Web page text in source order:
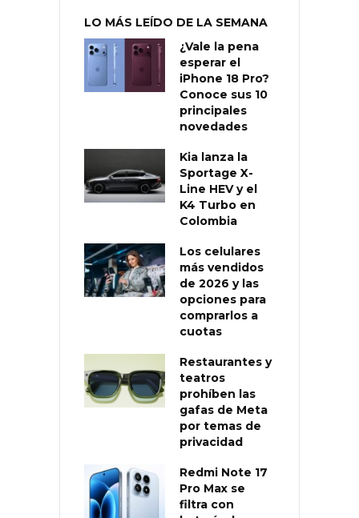
LO MÁS LEÍDO DE LA SEMANA
¿Vale la pena
esperar el
iPhone 18 Pro?
Conoce sus 10
principales
novedades
Kia lanza la
Sportage X-
Line HEV y el
K4 Turbo en
Colombia
Los celulares
más vendidos
de 2026 y las
opciones para
comprarlos a
cuotas
Restaurantes y
teatros
prohíben las
gafas de Meta
por temas de
privacidad
Redmi Note 17
Pro Max se
filtra con